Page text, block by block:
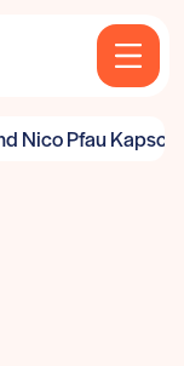
Nico Pfau Kapsch